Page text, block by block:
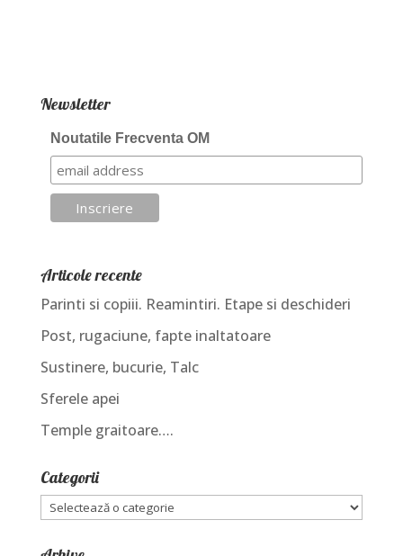
Newsletter
Noutatile Frecventa OM
Articole recente
Parinti si copiii. Reamintiri. Etape si deschideri
Post, rugaciune, fapte inaltatoare
Sustinere, bucurie, Talc
Sferele apei
Temple graitoare….
Categorii
Categorii